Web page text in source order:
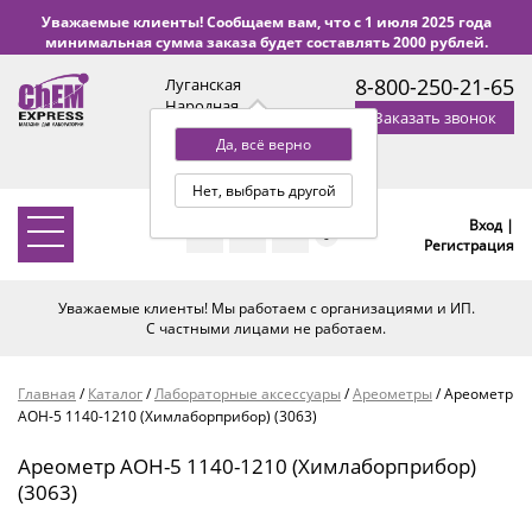
Уважаемые клиенты! Сообщаем вам, что с 1 июля 2025 года
минимальная сумма заказа будет составлять 2000 рублей.
Луганская
Народная
Республика
Да, всё верно
Нет, выбрать другой
с 9:00 до 18:00 по Уфе
(+2 МСК)
8-800-250-21-65
Заказать звонок
0
Вход |
Регистрация
Уважаемые клиенты! Мы работаем с организациями и ИП.
С частными лицами не работаем.
Главная /Каталог/Лабораторные аксессуары/Ареометры/Ареометр
АОН-5 1140-1210 (Химлаборприбор) (3063)
Ареометр АОН-5 1140-1210 (Химлаборприбор)
(3063)